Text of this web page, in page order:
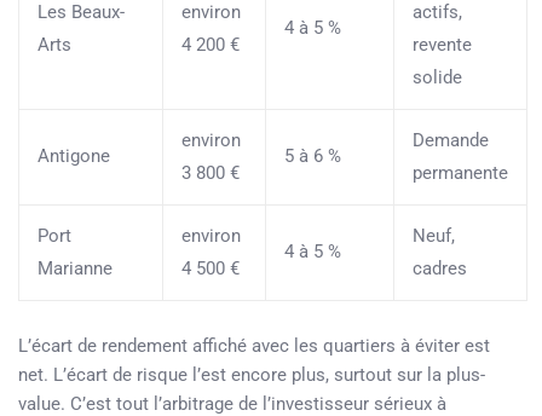
Les Beaux-
Arts
environ
4 200 €
4 à 5 %
actifs,
revente
solide
Antigone
environ
3 800 €
5 à 6 %
Demande
permanente
Port
Marianne
environ
4 500 €
4 à 5 %
Neuf,
cadres
L’écart de rendement affiché avec les quartiers à éviter est
net. L’écart de risque l’est encore plus, surtout sur la plus-
value. C’est tout l’arbitrage de l’investisseur sérieux à